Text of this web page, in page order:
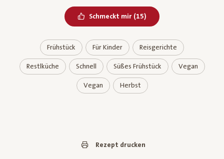
Schmeckt mir Bereits geliked
(15)
Frühstück Für Kinder Reisgerichte
Restlküche Schnell Süßes Frühstück Vegan
Vegan Herbst
Rezept drucken